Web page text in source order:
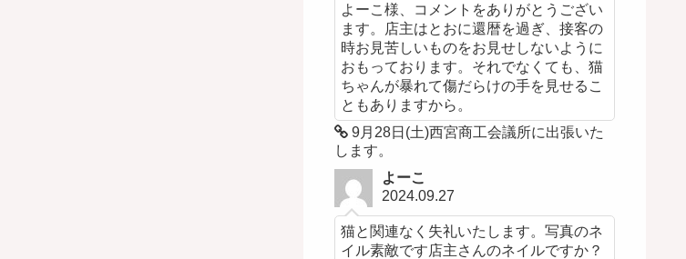
よーこ様、コメントをありがとうござい
ます。店主はとおに還暦を過ぎ、接客の
時お見苦しいものをお見せしないように
おもっております。それでなくても、猫
ちゃんが暴れて傷だらけの手を見せるこ
ともありますから。
9月28日(土)西宮商工会議所に出張いた
します。
よーこ
2024.09.27
猫と関連なく失礼いたします。写真のネ
イル素敵です店主さんのネイルですか？